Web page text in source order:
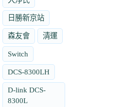
日勝新京站
森友會 清運
Switch
DCS-8300LH
D-link DCS-
8300L